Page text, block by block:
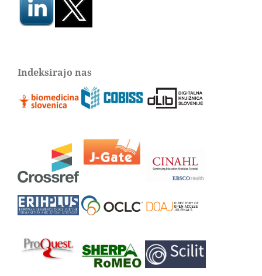
Indeksirajo nas